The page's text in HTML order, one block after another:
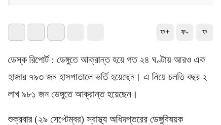
ফ+ ফ- ফ
ডেস্ক রিপোর্ট : ডেঙ্গুতে আক্রান্ত হয়ে গত ২৪ ঘণ্টায় আরও এক
হাজার ৭৯৩ জন হাসপাতালে ভর্তি হয়েছেন। এ নিয়ে চলতি বছর ২
লাখ ৯৮১ জন ডেঙ্গুতে আক্রান্ত হয়েছেন।
শুক্রবার (২৯ সেপ্টেম্বর) স্বাস্থ্য অধিদপ্তরের ডেঙ্গুবিষয়ক